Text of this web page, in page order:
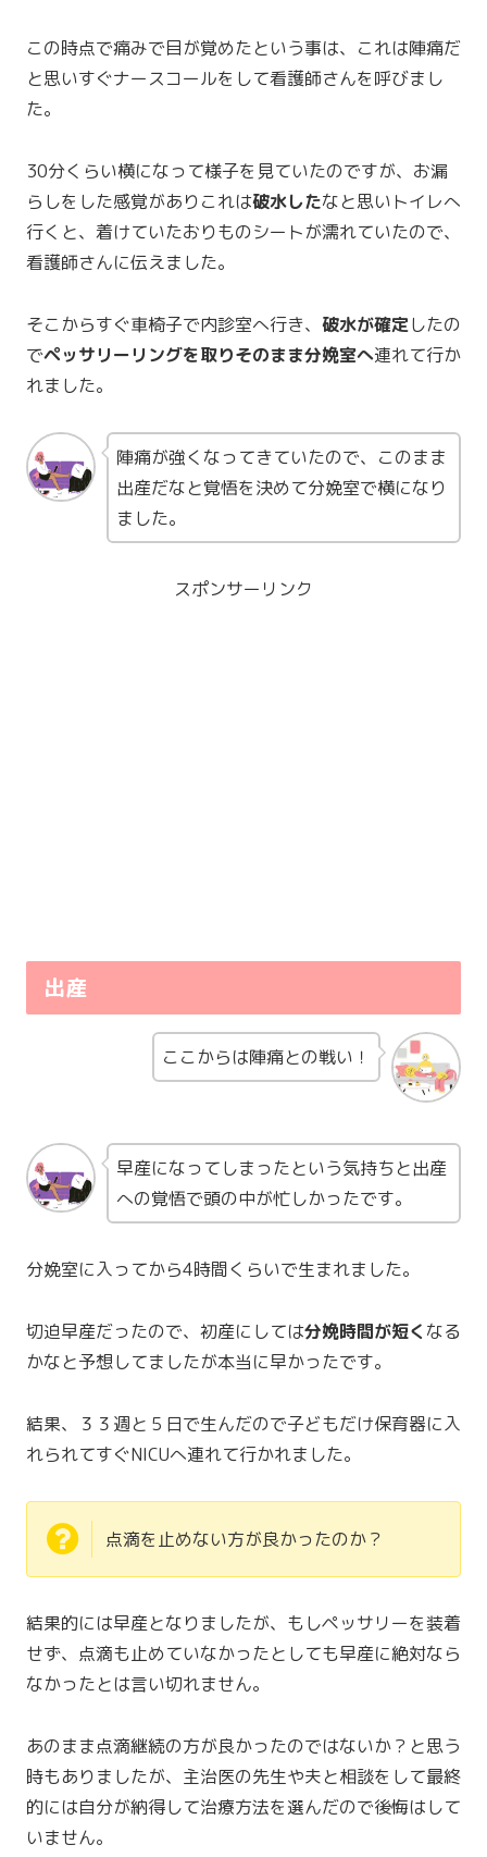
この時点で痛みで目が覚めたという事は、これは陣痛だ
と思いすぐナースコールをして看護師さんを呼びまし
た。
30分くらい横になって様子を見ていたのですが、お漏
らしをした感覚がありこれは破水したなと思いトイレへ
行くと、着けていたおりものシートが濡れていたので、
看護師さんに伝えました。
そこからすぐ車椅子で内診室へ行き、 破水が確定したの
でペッサリーリングを取りそのまま分娩室へ連れて行か
れました。
陣痛が強くなってきていたので、このまま
出産だなと覚悟を決めて分娩室で横になり
ました。
スポンサーリンク
出産
ここからは陣痛との戦い！
早産になってしまったという気持ちと出産
への覚悟で頭の中が忙しかったです。
分娩室に入ってから4時間くらいで生まれました。
切迫早産だったので、初産にしては分娩時間が短く なる
かなと予想してましたが本当に早かったです。
結果、３３週と５日で生んだので子どもだけ保育器に入
れられてすぐNICUへ連れて行かれました。
点滴を止めない方が良かったのか？
結果的には早産となりましたが、もしペッサリーを装着
せず、点滴も止めていなかったとしても早産に絶対なら
なかったとは言い切れません。
あのまま点滴継続の方が良かったのではないか？と思う
時もありましたが、主治医の先生や夫と相談をして最終
的には自分が納得して治療方法を選んだので後悔はして
いません。